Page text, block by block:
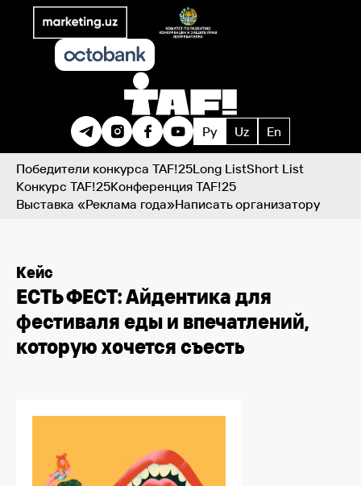
Ру Uz En
Победители конкурса TAF!25Long ListShort List
Конкурс TAF!25Конференция TAF!25
Выставка «Реклама года»Написать организатору
Кейс
ЕСТЬ ФЕСТ: Айдентика для
фестиваля еды и впечатлений,
которую хочется съесть